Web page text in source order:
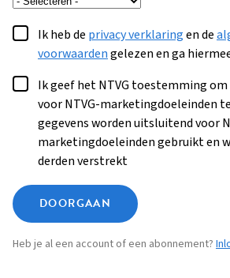
Ik heb de privacy verklaringen de
voorwaardengelezen en ga
Ik geef het NTVG toestemming
voor NTVG-marketingdoeleinden
gegevens worden uitsluitend voor
marketingdoeleinden gebruikt en
derden verstrekt
DOORGAAN
Heb je al een account of een abonnement?